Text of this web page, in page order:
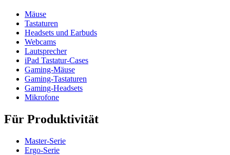
Mäuse
Tastaturen
Headsets und Earbuds
Webcams
Lautsprecher
iPad Tastatur-Cases
Gaming-Mäuse
Gaming-Tastaturen
Gaming-Headsets
Mikrofone
Für Produktivität
Master-Serie
Ergo-Serie